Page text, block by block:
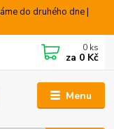
do druhého dne |
Menu
0 ks
za 0 Kč